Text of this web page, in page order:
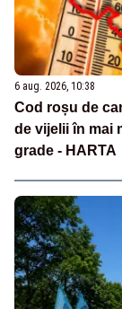
6 aug. 2026, 10:38
Cod roșu de
de vijelii în mai
grade - HARTA